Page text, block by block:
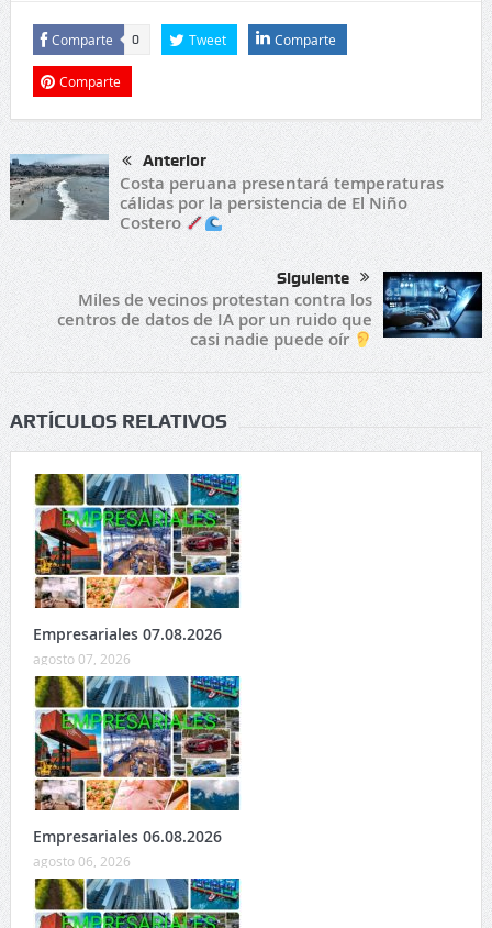
Comparte 0 Tweet Comparte
Comparte
Anterior
Costa peruana presentará temperaturas
cálidas por la persistencia de El Niño
Costero
Siguiente
Miles de vecinos protestan contra los
centros de datos de IA por un ruido que
casi nadie puede oír
ARTÍCULOS RELATIVOS
Empresariales 07.08.2026
agosto 07, 2026
Empresariales 06.08.2026
agosto 06, 2026